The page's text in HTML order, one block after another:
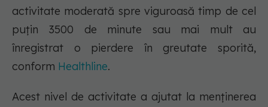
activitate moderată spre viguroasă timp de cel
puțin 3500 de minute sau mai mult au
înregistrat o pierdere în greutate sporită,
conform Healthline.
Acest nivel de activitate a ajutat la menținerea